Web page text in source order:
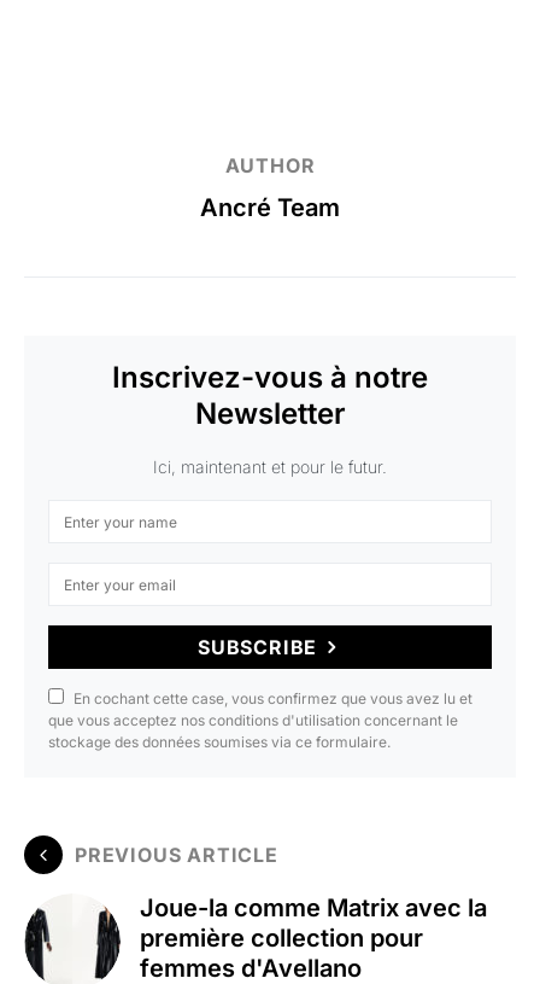
AUTHOR
Ancré Team
Inscrivez-vous à notre
Newsletter
Ici, maintenant et pour le futur.
SUBSCRIBE
En cochant cette case, vous confirmez que vous avez lu et
que vous acceptez nos conditions d'utilisation concernant le
stockage des données soumises via ce formulaire.
PREVIOUS ARTICLE
Joue-la comme Matrix avec la
première collection pour
femmes d'Avellano